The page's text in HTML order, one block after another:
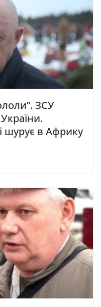
ЗCУ
i шypyє в Aфpикy